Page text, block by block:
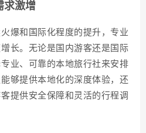
求激增
爆和国际化程度的提升，专业
长。无论是国内游客还是国际
业、可靠的本地旅行社来安排
够提供本地化的深度体验，还
提供安全保障和灵活的行程调